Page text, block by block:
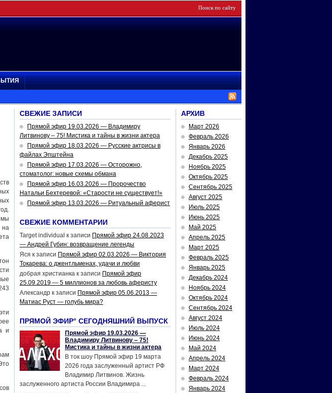
и
СВЕЖИЕ ЗАПИСИ
Прямой эфир 19.03.2026 — Владимиру
Литвинову – 75! Мистика и тайны в жизни актера
Прямой эфир 18.03.2026 — Русские актрисы в
файлах Эпштейна
Прямой эфир 17.03.2026 — Осторожно,
стоматолог: новые схемы обмана
Прямой эфир 16.03.2026 — Пророчество
Натальи Бехтеревой: «Старости не существует!»
Прямой эфир 13.03.2026 — Ритуальный аферист
СВЕЖИЕ КОММЕНТАРИИ
Target individual к записи Прямой эфир 24.08.2023
— Андрей Губин: возвращение легенды
Яся к записи Прямой эфир 02.03.2026 — Виктория
Токарева: о джентльменах, удачи и любви
добрая христианка к записи Прямой эфир
25.09.2019 — 5 миллионов за любовь аферисту
Александр к записи Прямой эфир 05.06.2013 —
Матиас Руст — голубь мира?
ПРЯМОЙ ЭФИР° СЕГОДНЯШНИЙ ВЫПУСК
Прямой эфир 19.03.2026 —
Владимиру Литвинову – 75!
Мистика и тайны в жизни актера
В ток шоу Прямой эфир 19 марта
2026 года заслуженный артист РФ
Владимир Литвинов. Жизнь
заслуженного артиста России Владимира ...
АРХИВ
Март 2026
Февраль 2026
Январь 2026
Декабрь 2025
Ноябрь 2025
Октябрь 2025
Сентябрь 2025
Август 2025
Июль 2025
Июнь 2025
Май 2025
Апрель 2025
Март 2025
Февраль 2025
Январь 2025
Декабрь 2024
Ноябрь 2024
Октябрь 2024
Сентябрь 2024
Август 2024
Июль 2024
Июнь 2024
Май 2024
Апрель 2024
Март 2024
Февраль 2024
Январь 2024